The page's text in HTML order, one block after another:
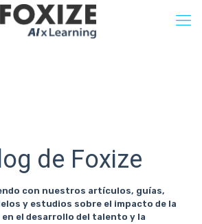
de Foxize
con nuestros artículos, guías,
y estudios sobre el impacto de la
el desarrollo del talento y la